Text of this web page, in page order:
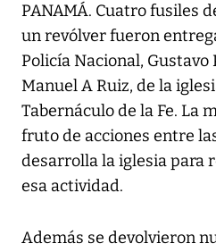
PANAMÁ. Cuatro fusiles
un revólver fueron
Policía Nacional,
Manuel A Ruiz, de la
Tabernáculo de la Fe. La
fruto de acciones entre
desarrolla la iglesia para
esa actividad.
Además se devolvieron